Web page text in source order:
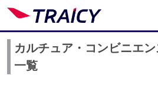
カルチュア・コンビニエ
一覧